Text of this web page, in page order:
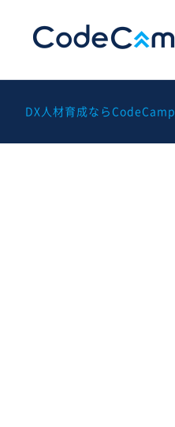
DX人材育成ならCodeCamp